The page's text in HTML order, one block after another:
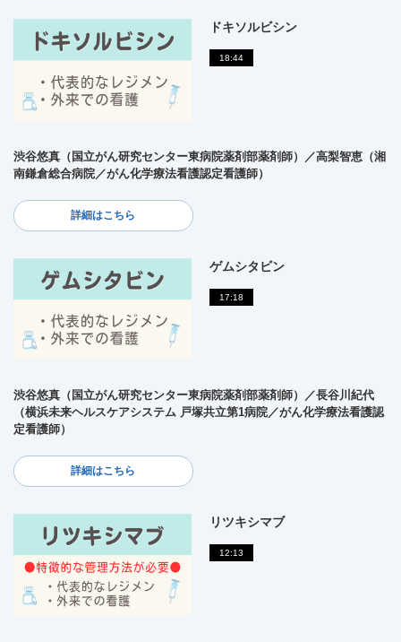
ドキソルビシン
18:44
渋谷悠真（国立がん研究センター東病院薬剤部薬剤師）／高梨智恵（湘
南鎌倉総合病院／がん化学療法看護認定看護師）
詳細はこちら
ゲムシタビン
17:18
渋谷悠真（国立がん研究センター東病院薬剤部薬剤師）／長谷川紀代
（横浜未来ヘルスケアシステム 戸塚共立第1病院／がん化学療法看護認
定看護師）
詳細はこちら
リツキシマブ
12:13